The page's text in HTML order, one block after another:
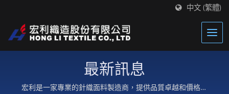
中文 (繁體)
最新訊息
宏利是一家專業的針織面料製造商，提供品質卓越和價格優